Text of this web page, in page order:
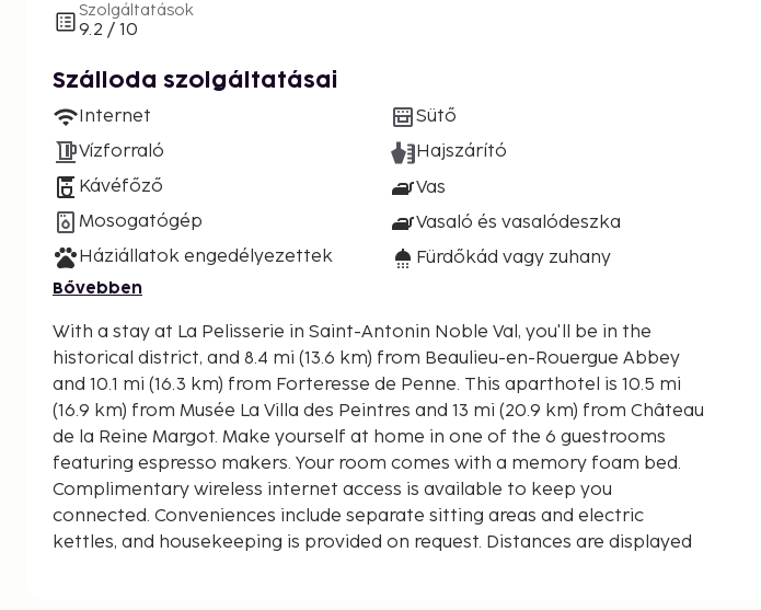
Szolgáltatások
9.2 / 10
Szálloda szolgáltatásai
Internet
Vízforraló
Kávéfőző
Mosogatógép
Háziállatok engedélyezettek
Sütő
Hajszárító
Vas
Vasaló és vasalódeszka
Fürdőkád vagy zuhany
Bővebben
With a stay at La Pelisserie in Saint-Antonin Noble Val, you'll be in the
historical district, and 8.4 mi (13.6 km) from Beaulieu-en-Rouergue Abbey
and 10.1 mi (16.3 km) from Forteresse de Penne. This aparthotel is 10.5 mi
(16.9 km) from Musée La Villa des Peintres and 13 mi (20.9 km) from Château
de la Reine Margot. Make yourself at home in one of the 6 guestrooms
featuring espresso makers. Your room comes with a memory foam bed.
Complimentary wireless internet access is available to keep you
connected. Conveniences include separate sitting areas and electric
kettles, and housekeeping is provided on request. Distances are displayed